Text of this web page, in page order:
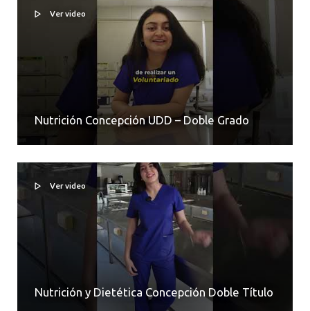
Ver video
Nutrición Concepción UDD – Doble Grado
Ver video
Nutrición y Dietética Concepción Doble Título